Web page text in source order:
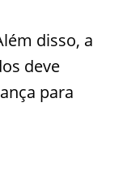
disso, a
deve
para